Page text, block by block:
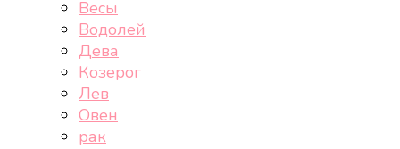
Весы
Водолей
Дева
Козерог
Лев
Овен
рак